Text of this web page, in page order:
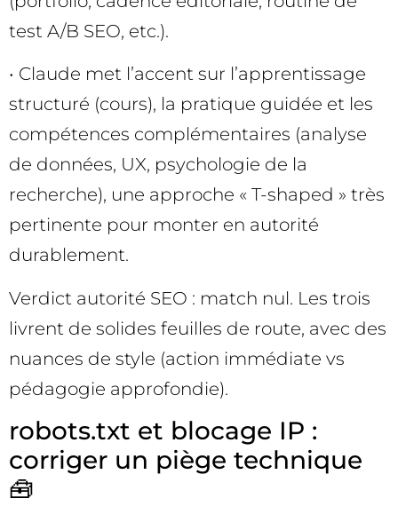
test A/B SEO, etc.).
• Claude met l’accent sur l’apprentissage
structuré (cours), la pratique guidée et les
compétences complémentaires (analyse
de données, UX, psychologie de la
recherche), une approche « T-shaped » très
pertinente pour monter en autorité
durablement.
Verdict autorité SEO : match nul. Les trois
livrent de solides feuilles de route, avec des
nuances de style (action immédiate vs
pédagogie approfondie).
robots.txt et blocage IP :
corriger un piège technique
🧰